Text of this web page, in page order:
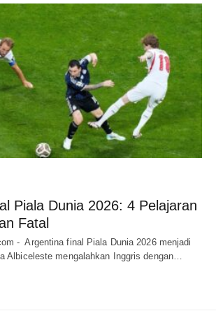
Piala Dunia 2026: 4 Pelajaran
Fatal
- Argentina final Piala Dunia 2026 menjadi
Albiceleste mengalahkan Inggris dengan…